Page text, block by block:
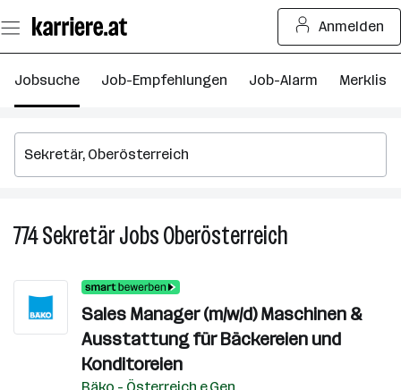
Seiteninhalt
springen
Anmelden
Jobsuche Job-Empfehlungen Job-Alarm Merkliste
774SekretärJobsOberösterreich
Oberösterreich
Sales Manager (m/w/d) Maschinen &
Ausstattung für Bäckereien und
Konditoreien